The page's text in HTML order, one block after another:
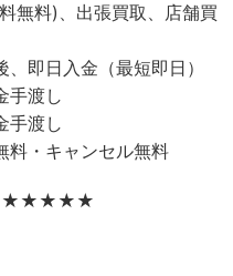
無料)、出張買取、店舗買
、即日入金（最短即日）
手渡し
手渡し
料・キャンセル無料
★★★★★